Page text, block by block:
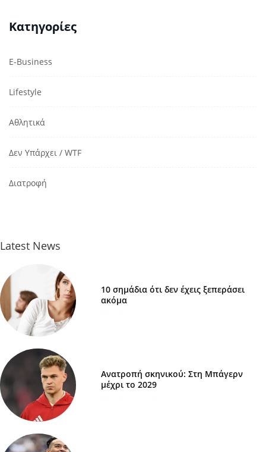
Κατηγορίες
E-Business
Lifestyle
Αθλητικά
Δεν Υπάρχει / WTF
Διατροφή
Latest News
10 σημάδια ότι δεν έχεις ξεπεράσει
ακόμα
Ανατροπή σκηνικού: Στη Μπάγερν
μέχρι το 2029